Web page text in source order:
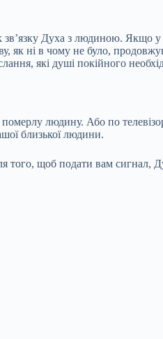
Духа з людиною. Якщо у
ні в чому не було,
які душі покійного
людину. Або по
близької людини.
того, щоб подати вам сигнал,